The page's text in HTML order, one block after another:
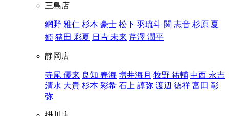
三島店
網野 雅仁 杉本 豪士 松下 羽琉斗 関 志音 杉原 夏
姫 猪田 彩夏 日𠮷 未来 芹澤 潤平
静岡店
寺尾 優来 良知 春海 増井海月 牧野 祐輔 中西 永吉
清水 大貴 杉本 彩希 石上 諄弥 渡辺 徳祥 富田 彰
弥